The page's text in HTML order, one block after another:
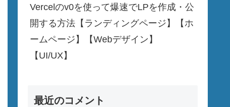
Vercelのv0を使って爆速でLPを作成・公
開する方法【ランディングページ】【ホ
ームページ】【Webデザイン】
【UI/UX】
最近のコメント